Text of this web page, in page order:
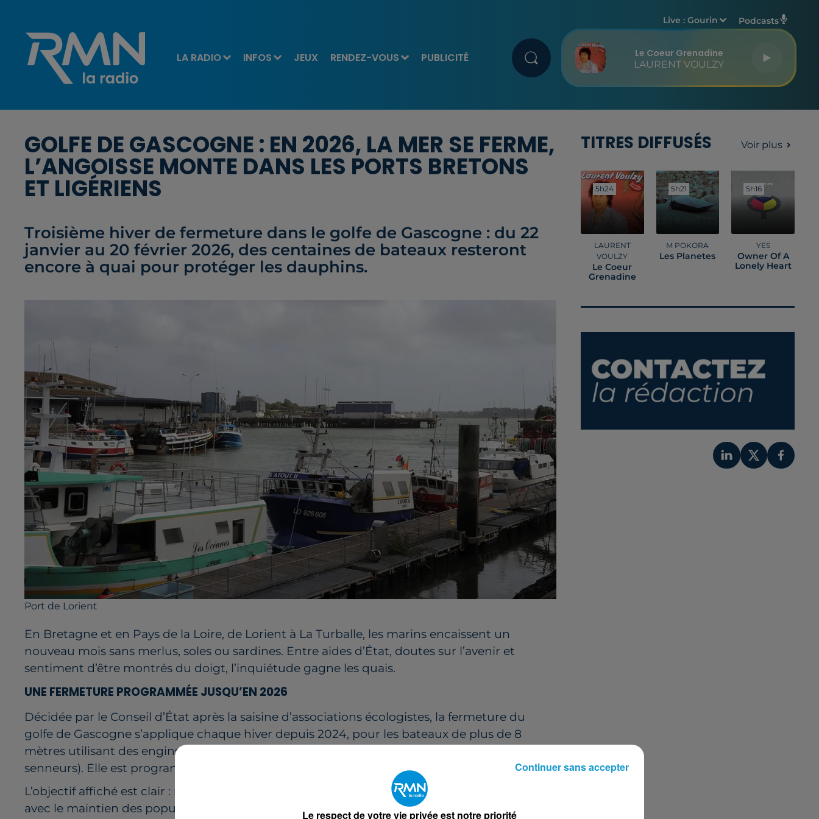
LA RADIO INFOS JEUX RENDEZ-VOUS PUBLICITÉ
Live :Gourin Podcasts
Le Coeur Grenadine
LAURENT VOULZY
GOLFE DE GASCOGNE : EN 2026, LA MER SE FERME,
L’ANGOISSE MONTE DANS LES PORTS BRETONS
ET LIGÉRIENS
Troisième hiver de fermeture dans le golfe de Gascogne : du 22
janvier au 20 février 2026, des centaines de bateaux resteront
encore à quai pour protéger les dauphins.
Port de Lorient
En Bretagne et en Pays de la Loire, de Lorient à La Turballe, les marins encaissent un
nouveau mois sans merlus, soles ou sardines. Entre aides d’État, doutes sur l’avenir et
sentiment d’être montrés du doigt, l’inquiétude gagne les quais.
UNE FERMETURE PROGRAMMÉE JUSQU’EN 2026
Décidée par le Conseil d’État après la saisine d’associations écologistes, la fermeture du
golfe de Gascogne s’applique chaque hiver depuis 2024, pour les bateaux de plus de 8
mètres utilisant des engins jugés à risque pour les dauphins (fileyeurs, certains chaluts,
senneurs). Elle est programmée du 22 janvier au 20 février… jusqu’en 2026 inclus.
L’objectif affiché est clair : ramener la mortalité des petits cétacés sous un seuil compatible
avec le maintien des populations, alors que les échouages hivernaux ont explosé ces
TITRES DIFFUSÉS Voir plus
5h24
5h24
LAURENT
VOULZY
Le Coeur
Grenadine
5h21
5h21
M POKORA
Les Planetes
5h16
5h16
YES
Owner Of A
Lonely Heart
Le respect de votre vie privée est notre priorité
Continuer sans accepter